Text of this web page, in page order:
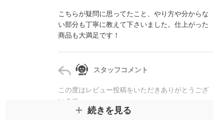
こちらが疑問に思ってたこと、やり方や分からな
い部分も丁寧に教えて下さいました。仕上がった
商品も大満足です！
スタッフコメント
この度はレビュー投稿をいただきありがとうござ
います。
「商品も対応も最高」とのお言葉をいただき、大
続きを見る